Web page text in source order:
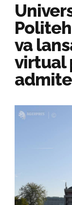
va
virtual